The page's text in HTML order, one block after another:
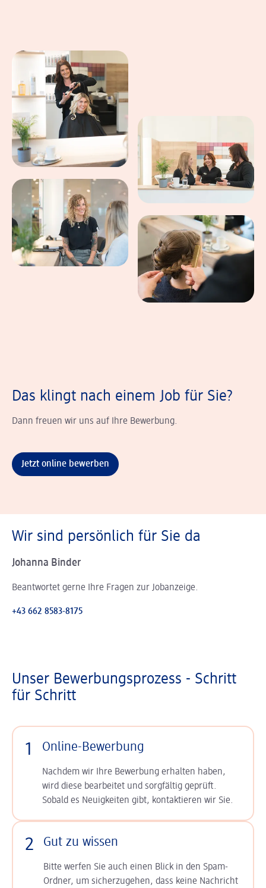
In einer Bildergalerie sind verschiedene
Das klingt nach einem Job für Sie?
Dann freuen wir uns auf Ihre Bewerbung.
Jetzt online bewerben
Wir sind persönlich für Sie da
Johanna Binder
Beantwortet gerne Ihre Fragen zur Jobanzeige.
+43 662 8583-8175
Unser Bewerbungsprozess - Schritt
für Schritt
1 Online-Bewerbung
Nachdem wir Ihre Bewerbung erhalten haben,
wird diese bearbeitet und sorgfältig geprüft.
Sobald es Neuigkeiten gibt, kontaktieren wir Sie.
2 Gut zu wissen
Bitte werfen Sie auch einen Blick in den Spam-
Ordner, um sicherzugehen, dass keine Nachricht